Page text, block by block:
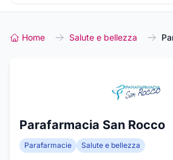
Home Salute e bellezza
Parafarmacia San Rocco
Parafarmacie Salute e bellezza